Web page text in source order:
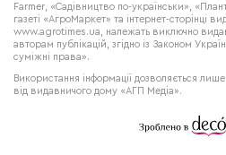
Farmer , «Садівництво по-українськи»,
газеті «АгроМаркет» та інтернет-сторінці
www.agrotimes.ua,
належать виключно
авторам публікацій, згідно із Законом
суміжні права».
Використання інформації дозволяється
від видавничого дому «АГП Медіа».